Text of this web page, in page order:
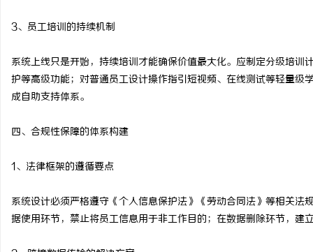
3、员工培训的持续机制
系统上线只是开始，持续培训才能确保价值最大化。应制定分级培
护等高级功能；对普通员工设计操作指引短视频、在线测试等轻量
成自助支持体系。
四、合规性保障的体系构建
1、法律框架的遵循要点
系统设计必须严格遵守《个人信息保护法》《劳动合同法》等相关
据使用环节，禁止将员工信息用于非工作目的；在数据删除环节，建